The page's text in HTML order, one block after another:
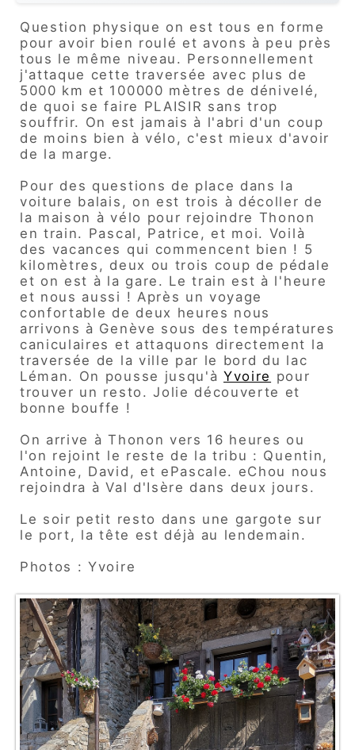
Question physique on est tous en forme
pour avoir bien roulé et avons à peu près
tous le même niveau. Personnellement
j'attaque cette traversée avec plus de
5000 km et 100000 mètres de dénivelé,
de quoi se faire PLAISIR sans trop
souffrir. On est jamais à l'abri d'un coup
de moins bien à vélo, c'est mieux d'avoir
de la marge.
Pour des questions de place dans la
voiture balais, on est trois à décoller de
la maison à vélo pour rejoindre Thonon
en train. Pascal, Patrice, et moi. Voilà
des vacances qui commencent bien ! 5
kilomètres, deux ou trois coup de pédale
et on est à la gare. Le train est à l'heure
et nous aussi ! Après un voyage
confortable de deux heures nous
arrivons à Genève sous des températures
caniculaires et attaquons directement la
traversée de la ville par le bord du lac
Léman. On pousse jusqu'à Yvoire pour
trouver un resto. Jolie découverte et
bonne bouffe !
On arrive à Thonon vers 16 heures ou
l'on rejoint le reste de la tribu : Quentin,
Antoine, David, et ePascale. eChou nous
rejoindra à Val d'Isère dans deux jours.
Le soir petit resto dans une gargote sur
le port, la tête est déjà au lendemain.
Photos : Yvoire